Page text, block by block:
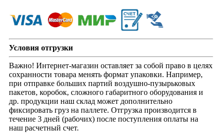
Условия отгрузки
Важно! Интернет-магазин оставляет за собой право в целях
сохранности товара менять формат упаковки. Например,
при отправке больших партий воздушно-пузырьковых
пакетов, коробок, сложного габаритного оборудования и
др. продукции наш склад может дополнительно
фиксировать груз на паллете. Отгрузка производится в
течение 3 дней (рабочих) после поступления оплаты на
наш расчетный счет.